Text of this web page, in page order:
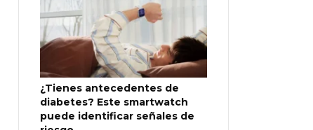
¿Tienes antecedentes de
diabetes? Este smartwatch
puede identificar señales de